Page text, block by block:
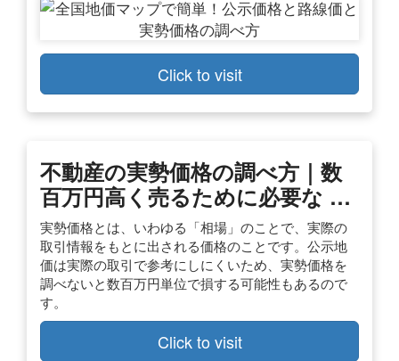
Click to visit
不動産の実勢価格の調べ方｜数
百万円高く売るために必要な …
実勢価格とは、いわゆる「相場」のことで、実際の
取引情報をもとに出される価格のことです。公示地
価は実際の取引で参考にしにくいため、実勢価格を
調べないと数百万円単位で損する可能性もあるので
す。
Click to visit